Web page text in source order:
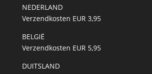
NEDERLAND
Verzendkosten EUR 3,95
BELGIË
Verzendkosten EUR 5,95
DUITSLAND